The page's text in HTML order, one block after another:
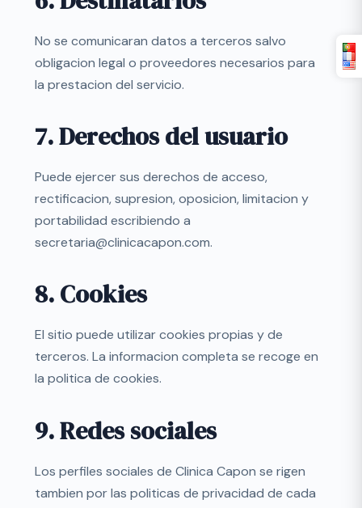
No se comunicaran datos a terceros salvo
obligacion legal o proveedores necesarios para
la prestacion del servicio.
7. Derechos del usuario
Puede ejercer sus derechos de acceso,
rectificacion, supresion, oposicion, limitacion y
portabilidad escribiendo a
secretaria@clinicacapon.com.
8. Cookies
El sitio puede utilizar cookies propias y de
terceros. La informacion completa se recoge en
la politica de cookies.
9. Redes sociales
Los perfiles sociales de Clinica Capon se rigen
tambien por las politicas de privacidad de cada